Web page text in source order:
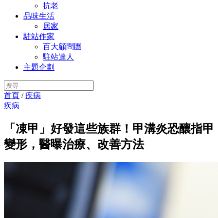
抗老
品味生活
居家
駐站作家
百大顧問團
駐站達人
主題企劃
首頁 /疾病
疾病
「凍甲」好發這些族群！甲溝炎恐釀指甲
變形，醫曝治療、改善方法